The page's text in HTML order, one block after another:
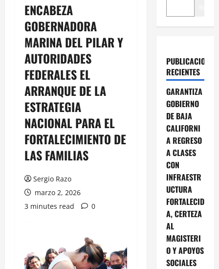
ENCABEZA
GOBERNADORA
MARINA DEL PILAR Y
AUTORIDADES
FEDERALES EL
ARRANQUE DE LA
ESTRATEGIA
NACIONAL PARA EL
FORTALECIMIENTO DE
LAS FAMILIAS
Sergio Razo
marzo 2, 2026
3 minutes read
0
PUBLICACIONES
RECIENTES
GARANTIZA
GOBIERNO
DE BAJA
CALIFORNI
A REGRESO
A CLASES
CON
INFRAESTR
UCTURA
FORTALECID
A, CERTEZA
AL
MAGISTERI
O Y APOYOS
SOCIALES